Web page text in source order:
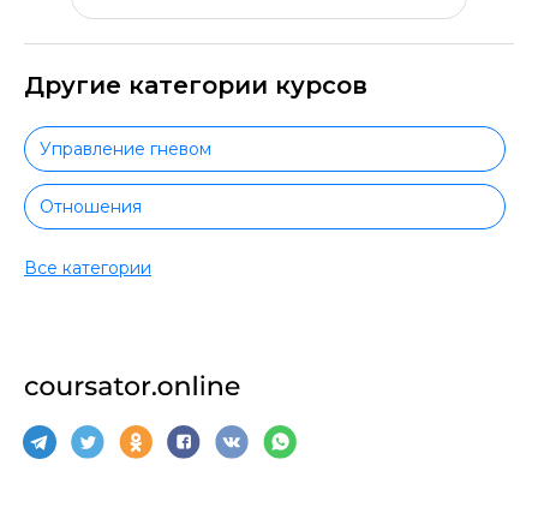
Другие категории курсов
Управление гневом
Отношения
Творчество
Рисование
Актерское мастерство
Все категории